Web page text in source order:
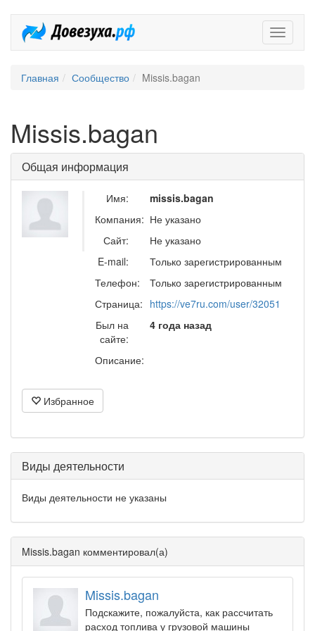
Главная Сообщество Missis.bagan
Missis.bagan
Общая информация
Имя:
missis.bagan
Компания: Не указано
Сайт:
Не указано
E-mail:
Только зарегистрированным
Телефон:
Только зарегистрированным
Страница: https://ve7ru.com/user/32051
Был на
сайте:
4 года назад
Описание:
Избранное
Виды деятельности
Виды деятельности не указаны
Missis.bagan комментировал(а)
Missis.bagan
Подскажите, пожалуйста, как рассчитать
расход топлива у грузовой машины